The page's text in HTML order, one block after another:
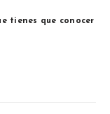
tienes que conocer